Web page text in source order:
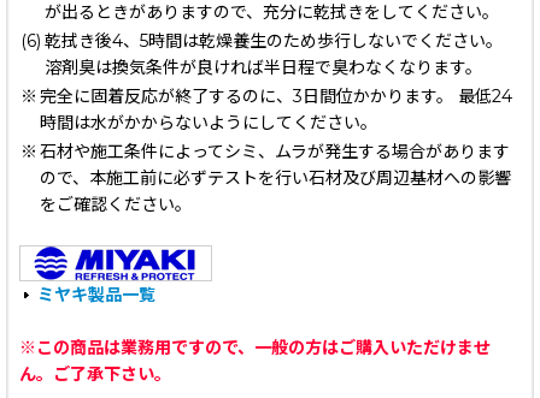
が出るときがありますので、充分に乾拭きをしてください。
(6) 乾拭き後4、5時間は乾燥養生のため歩行しないでください。
溶剤臭は換気条件が良ければ半日程で臭わなくなります。
※ 完全に固着反応が終了するのに、3日間位かかります。 最低24
時間は水がかからないようにしてください。
※ 石材や施工条件によってシミ、ムラが発生する場合があります
ので、本施工前に必ずテストを行い石材及び周辺基材への影響
をご確認ください。
ミヤキ製品一覧
※この商品は業務用ですので、一般の方はご購入いただけませ
ん。ご了承下さい。